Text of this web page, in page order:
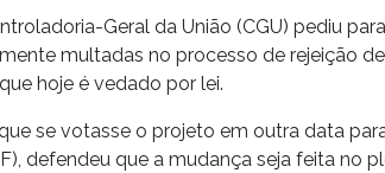
Geral da União (CGU) pediu
multadas no processo de rejeição
hoje é vedado por lei.
se votasse o projeto em outra data
defendeu que a mudança seja feita no